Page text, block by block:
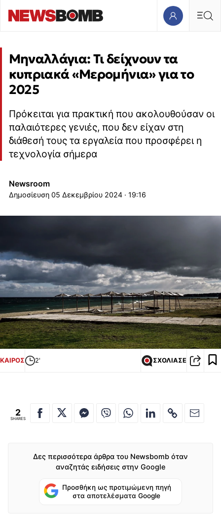
Μηναλλάγια: Τι δείχνουν τα
κυπριακά «Μερομήνια» για το
2025
Πρόκειται για πρακτική που ακολουθούσαν οι
παλαιότερες γενιές, που δεν είχαν στη
διάθεσή τους τα εργαλεία που προσφέρει η
τεχνολογία σήμερα
Newsroom
05 Δεκεμβρίου 2024 · 19:16
ΚΑΙΡΟΣ 2' ΣΧΟΛΙΑΣΕ
2
SHARES
Δες περισσότερα άρθρα του Newsbomb όταν
αναζητάς ειδήσεις στην Google
Προσθήκη ως προτιμώμενη πηγή
στα αποτελέσματα Google